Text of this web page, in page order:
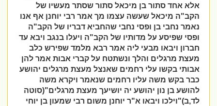
אלא אחד סתור בן מיכאל סתור שסתר מעשיו של
הקב"ה מיכאל שעשה עצמו מך אמר רבי יוחנן אף אנו
נאמר נחבי בן ופסי נחבי שהחביא דבריו של הקב"ה
ופסי שפיסע על מדותיו של הקב"ה ויעלו בנגב ויבא עד
חברון ויבאו מבעי ליה אמר רבא מלמד שפירש כלב
מעצת מרגלים והלך ונשתטח על קברי אבות אמר להן
אבותי בקשו עלי רחמים שאנצל מעצת מרגלים יהושע
כבר בקש משה עליו רחמים שנאמר ויקרא משה
להושע בן נון יהושע יה יושיעך מעצת מרגלים"(סוטה
לד,ב)"וילכו ויבאו א "ר יוחנן משום רבי שמעון בן יוחי